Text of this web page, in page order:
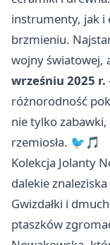
instrumenty, jak i
brzmieniu.
wojny światowej,
wrześniu 2025 r.
różnorodność
nie tylko
rzemiosła. 🐦🎵
Kolekcja Jolanty
dalekie znaleziska
Gwizdałki i
ptaszków